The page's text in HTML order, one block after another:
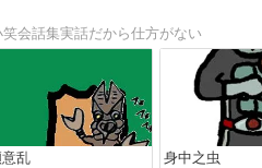
会話集実話だから仕方がない
乱 身中之虫